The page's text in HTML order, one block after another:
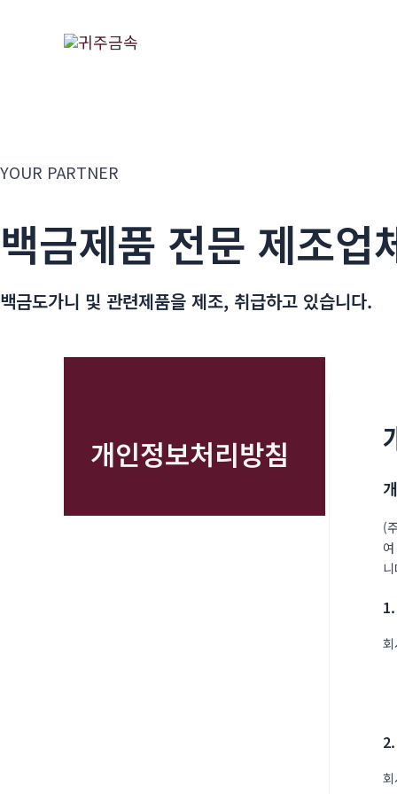
뛰
YOUR PARTNER
백금제품 전문 제조업
백금도가니 및 관련제품을 제조, 취급하고 있습니다.
개인정보처리방침
(